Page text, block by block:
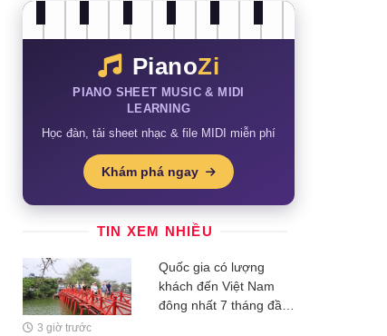
PianoZi
PIANO SHEET MUSIC & MIDI
LEARNING
Học đàn, tải sheet nhạc & file MIDI miễn phí
Khám phá ngay
TIN XEM NHIỀU
Quốc gia có lượng
khách đến Việt Nam
đông nhất 7 tháng đầu
3 giờ trước